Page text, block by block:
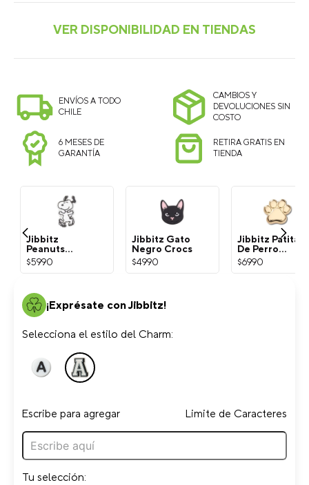
ENVÍOS A TODO
CHILE
CAMBIOS Y
DEVOLUCIONES SIN
COSTO
6 MESES DE
GARANTÍA
RETIRA GRATIS EN
TIENDA
Jibbitz
Peanuts
Snoopy
Blanco Crocs
$5990
Jibbitz Gato
Negro Crocs
$4990
Jibbitz Patita
De Perro
Dorada Crocs
$6990
¡Exprésate con Jibbitz!
Selecciona el estilo del Charm:
Escribe para agregar Limite de Caracteres
Tu selección: